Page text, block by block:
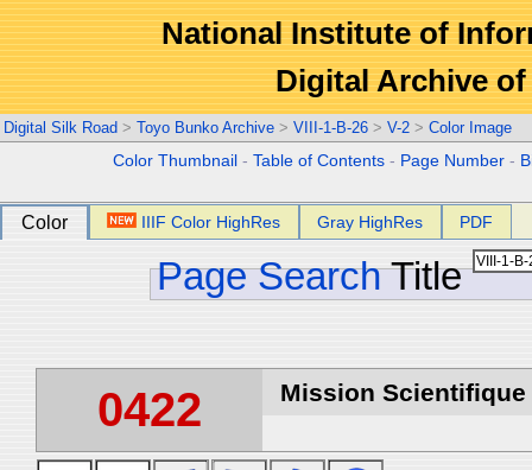
National Institute of
Digital Archive
Digital Silk Road > Toyo Bunko Archive > VIII-1-B-26 > V-2 > Color Image
Color Thumbnail -Table of Contents - Page Number -
Color IIIF Color HighRes Gray HighRes PDF
Page Search Title
0422 Mission Scientifique